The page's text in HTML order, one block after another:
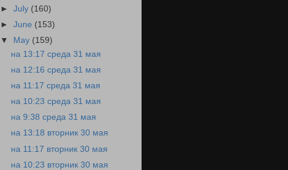
►July (160)
►June (153)
▼
May (159)
на 13:17 среда 31 мая
на 12:16 среда 31 мая
на 11:17 среда 31 мая
на 10:23 среда 31 мая
на 9:38 среда 31 мая
на 13:18 вторник 30 мая
на 11:17 вторник 30 мая
на 10:23 вторник 30 мая